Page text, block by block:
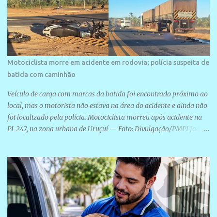
Motociclista morre em acidente em rodovia; polícia suspeita de
batida com caminhão
Veículo de carga com marcas da batida foi encontrado próximo ao
local, mas o motorista não estava na área do acidente e ainda não
foi localizado pela polícia. Motociclista morreu após acidente na
PI-247, na zona urbana de Uruçuí — Foto: Divulgação/PMPI João
A Polícia Militar informou que um caminhão com marcas de
colisão foi encontrado próximo ao local. Segundo o 10º Batalhão
da Polícia Militar (10º BPM), a equipe foi acionada por volta das 6h
para atender à ocorrência. Material de referência geográfica Ao
chegar ao local, os policiais constataram a morte do motociclista e